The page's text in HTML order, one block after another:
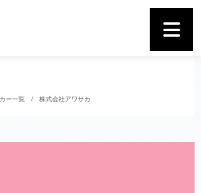
ー一覧 株式会社アワサカ